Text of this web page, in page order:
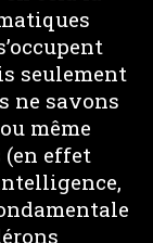
seulement
ne savons
même
effet